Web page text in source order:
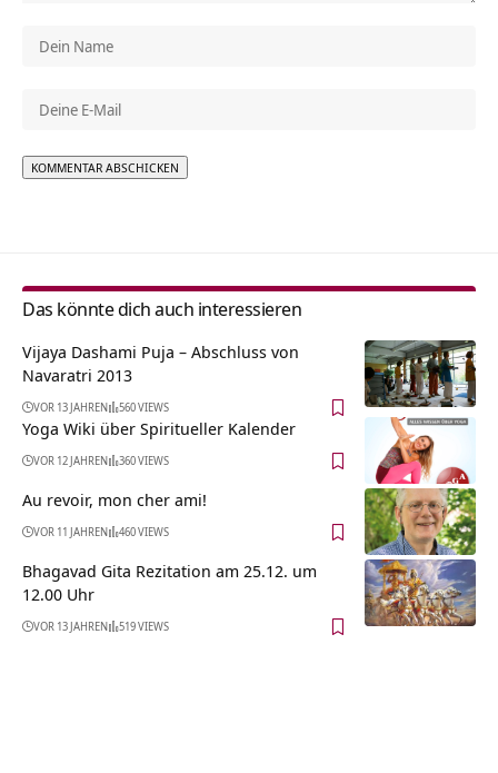
Das könnte dich auch interessieren
Vijaya Dashami Puja – Abschluss von
Navaratri 2013
VOR 13 JAHREN 560 VIEWS
Yoga Wiki über Spiritueller Kalender
VOR 12 JAHREN 360 VIEWS
Au revoir, mon cher ami!
VOR 11 JAHREN 460 VIEWS
Bhagavad Gita Rezitation am 25.12. um
12.00 Uhr
VOR 13 JAHREN 519 VIEWS